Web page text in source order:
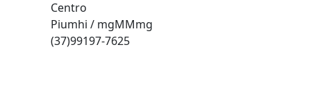
Centro
Piumhi / mgMMmg
(37)99197-7625